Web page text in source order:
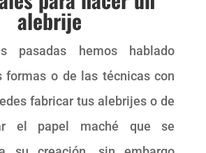
alebrije
pasadas hemos hablado
formas o de las técnicas con
fabricar tus alebrijes o de
el papel maché que se